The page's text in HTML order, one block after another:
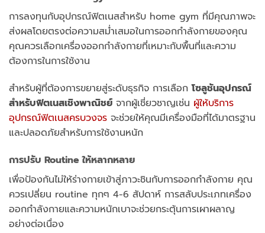
การลงทุนกับอุปกรณ์ฟิตเนสสำหรับ home gym ที่มีคุณภาพจะ
ส่งผลโดยตรงต่อความสม่ำเสมอในการออกกำลังกายของคุณ
คุณควรเลือกเครื่องออกกำลังกายที่เหมาะกับพื้นที่และความ
ต้องการในการใช้งาน
สำหรับผู้ที่ต้องการขยายสู่ระดับธุรกิจ การเลือกโซลูชันอุปกรณ์
สำหรับฟิตเนสเชิงพาณิชย์ จากผู้เชี่ยวชาญเช่น ผู้ให้บริการ
อุปกรณ์ฟิตเนสครบวงจร จะช่วยให้คุณมีเครื่องมือที่ได้มาตรฐาน
และปลอดภัยสำหรับการใช้งานหนัก
การปรับ Routine ให้หลากหลาย
เพื่อป้องกันไม่ให้ร่างกายเข้าสู่ภาวะชินกับการออกกำลังกาย คุณ
ควรเปลี่ยน routine ทุกๆ 4-6 สัปดาห์ การสลับประเภทเครื่อง
ออกกำลังกายและความหนักเบาจะช่วยกระตุ้นการเผาผลาญ
อย่างต่อเนื่อง